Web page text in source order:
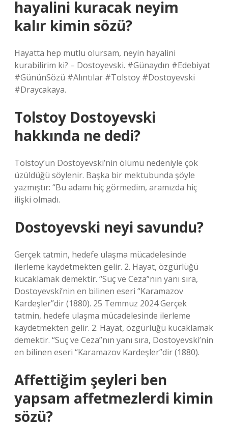
hayalini kuracak neyim
kalır kimin sözü?
Hayatta hep mutlu olursam, neyin hayalini
kurabilirim ki? – Dostoyevski. #Günaydın #Edebiyat
#GününSözü #Alıntılar #Tolstoy #Dostoyevski
#Draycakaya.
Tolstoy Dostoyevski
hakkında ne dedi?
Tolstoy’un Dostoyevski’nin ölümü nedeniyle çok
üzüldüğü söylenir. Başka bir mektubunda şöyle
yazmıştır: “Bu adamı hiç görmedim, aramızda hiç
ilişki olmadı.
Dostoyevski neyi savundu?
Gerçek tatmin, hedefe ulaşma mücadelesinde
ilerleme kaydetmekten gelir. 2. Hayat, özgürlüğü
kucaklamak demektir. “Suç ve Ceza”nın yanı sıra,
Dostoyevski’nin en bilinen eseri “Karamazov
Kardeşler”dir (1880). 25 Temmuz 2024 Gerçek
tatmin, hedefe ulaşma mücadelesinde ilerleme
kaydetmekten gelir. 2. Hayat, özgürlüğü kucaklamak
demektir. “Suç ve Ceza”nın yanı sıra, Dostoyevski’nin
en bilinen eseri “Karamazov Kardeşler”dir (1880).
Affettiğim şeyleri ben
yapsam affetmezlerdi kimin
sözü?